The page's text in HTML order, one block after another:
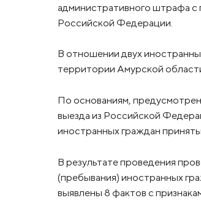
административного штрафа
Российской Федерации.
В отношении двух
территории Амурской
По основаниям,
выезда из Российской
иностранных граждан
В результате проведения
(пребывания) иностранных
выявлены 8 фактов с